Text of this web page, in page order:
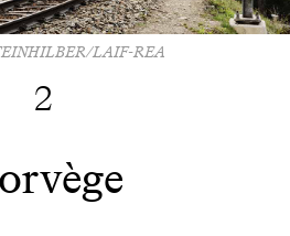
LAIF-REA
2